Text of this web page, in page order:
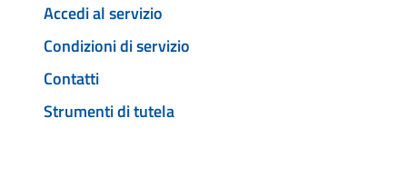
Accedi al servizio
Condizioni di servizio
Contatti
Strumenti di tutela